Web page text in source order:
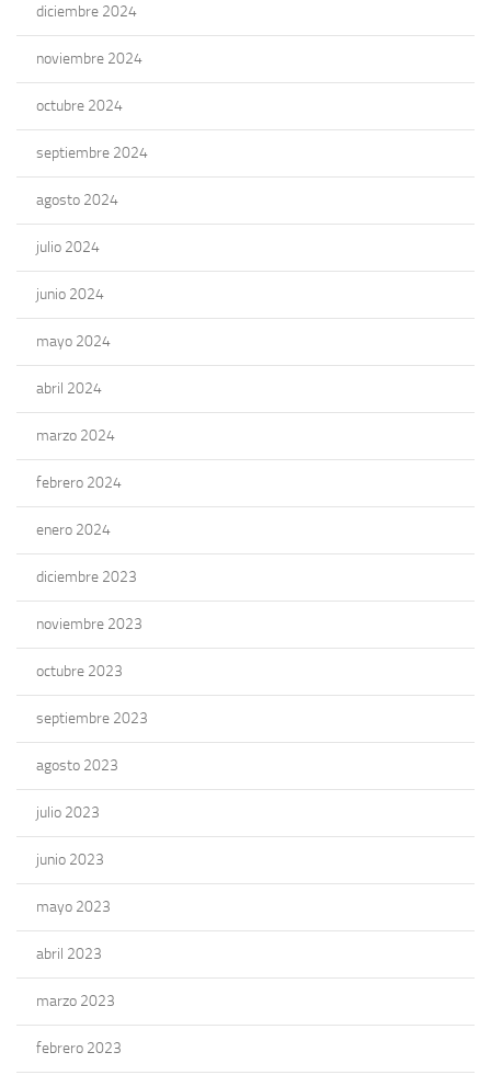
diciembre 2024
noviembre 2024
octubre 2024
septiembre 2024
agosto 2024
julio 2024
junio 2024
mayo 2024
abril 2024
marzo 2024
febrero 2024
enero 2024
diciembre 2023
noviembre 2023
octubre 2023
septiembre 2023
agosto 2023
julio 2023
junio 2023
mayo 2023
abril 2023
marzo 2023
febrero 2023